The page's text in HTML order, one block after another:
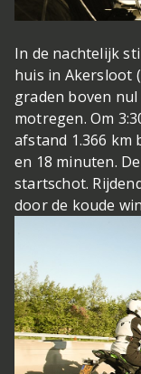
In de nachtelijk
huis in Akersloot
graden boven
motregen. Om
afstand 1.366 km
en 18 minuten.
startschot.
door de koude